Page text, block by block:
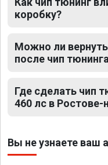
коробку?
Можно ли
после чип
Где сделать чип
460 лс в Ростове-
Вы не узнаете ваш